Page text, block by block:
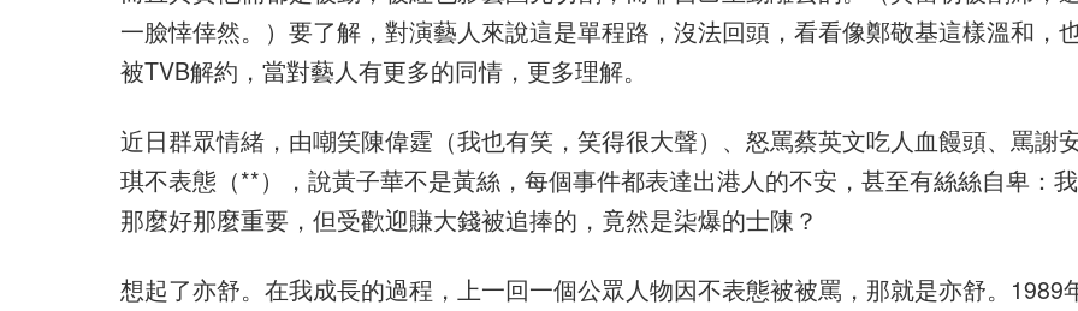
一臉悻倖然。）要了解，對演藝人來說這是單程路，沒法回頭，看看像鄭敬基這樣溫和，
被TVB解約，當對藝人有更多的同情，更多理解。
近日群眾情緒，由嘲笑陳偉霆（我也有笑，笑得很大聲）、怒罵蔡英文吃人血饅頭、罵謝
琪不表態（**），說黃子華不是黃絲，每個事件都表達出港人的不安，甚至有絲絲自卑：我
那麼好那麼重要，但受歡迎賺大錢被追捧的，竟然是柒爆的士陳？
想起了亦舒。在我成長的過程，上一回一個公眾人物因不表態被被罵，那就是亦舒。1989